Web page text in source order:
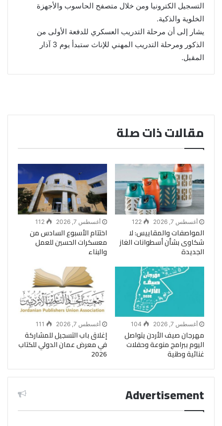
التسجيل الكترونيا ومن خلال متصفح الحاسوب والأجهزة
الخلوية والذكية.
يشار إلى أن مرحلة التدريب العسكري للدفعة الأولى من
الذكور ومرحلة التدريب المهني للإناث ستبدأ يوم 3 آذار
المقبل.
مقالات ذات صلة
أغسطس 7, 2026 122
المواصفات والمقاييس: لا
شكاوى بشأن أسطوانات الغاز
الجديدة
أغسطس 7, 2026 112
اختتام الأسبوع السادس من
معسكرات الحسين للعمل
والبناء
أغسطس 7, 2026 104
مهرجان صيف الأردن يتواصل
اليوم ببرامج منوعة وحفلات
غنائية وطنية
أغسطس 7, 2026 111
إغلاق باب التسجيل للمشاركة
في معرض عمان الدولي للكتاب
2026
Advertisement